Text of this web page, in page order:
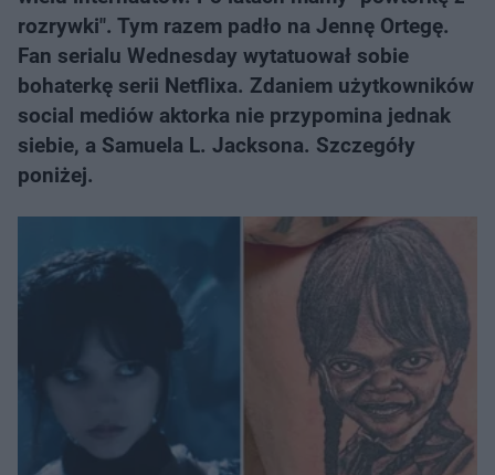
rozrywki". Tym razem padło na Jennę Ortegę.
Fan serialu Wednesday wytatuował sobie
bohaterkę serii Netflixa. Zdaniem użytkowników
social mediów aktorka nie przypomina jednak
siebie, a Samuela L. Jacksona. Szczegóły
poniżej.